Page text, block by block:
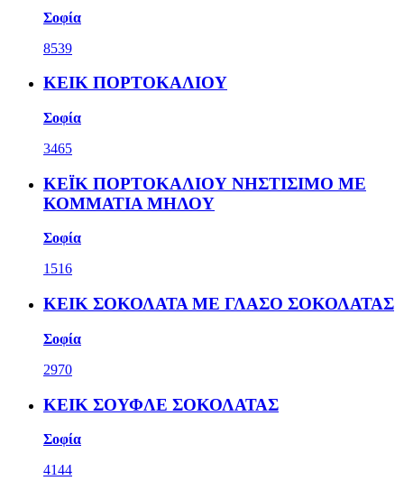
Σοφία
8539
ΚΕΙΚ ΠΟΡΤΟΚΑΛΙΟΥ
Σοφία
3465
ΚΕΪΚ ΠΟΡΤΟΚΑΛΙΟΥ ΝΗΣΤΙΣΙΜΟ ΜΕ
ΚΟΜΜΑΤΙΑ ΜΗΛΟΥ
Σοφία
1516
ΚΕΙΚ ΣΟΚΟΛΑΤΑ ΜΕ ΓΛΑΣΟ ΣΟΚΟΛΑΤΑΣ
Σοφία
2970
ΚΕΙΚ ΣΟΥΦΛΕ ΣΟΚΟΛΑΤΑΣ
Σοφία
4144